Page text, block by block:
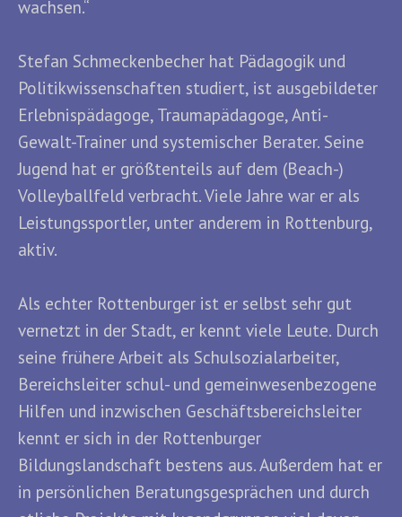
wachsen.“
Stefan Schmeckenbecher hat Pädagogik und
Politikwissenschaften studiert, ist ausgebildeter
Erlebnispädagoge, Traumapädagoge, Anti-
Gewalt-Trainer und systemischer Berater. Seine
Jugend hat er größtenteils auf dem (Beach-)
Volleyballfeld verbracht. Viele Jahre war er als
Leistungssportler, unter anderem in Rottenburg,
aktiv.
Als echter Rottenburger ist er selbst sehr gut
vernetzt in der Stadt, er kennt viele Leute. Durch
seine frühere Arbeit als Schulsozialarbeiter,
Bereichsleiter schul- und gemeinwesenbezogene
Hilfen und inzwischen Geschäftsbereichsleiter
kennt er sich in der Rottenburger
Bildungslandschaft bestens aus. Außerdem hat er
in persönlichen Beratungsgesprächen und durch